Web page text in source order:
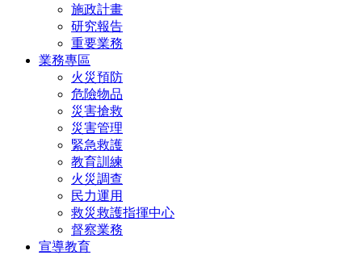
施政計畫
研究報告
重要業務
業務專區
火災預防
危險物品
災害搶救
災害管理
緊急救護
教育訓練
火災調查
民力運用
救災救護指揮中心
督察業務
宣導教育